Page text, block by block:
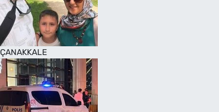
ÇANAKKALE
SAĞLIK
TV REHBERİ